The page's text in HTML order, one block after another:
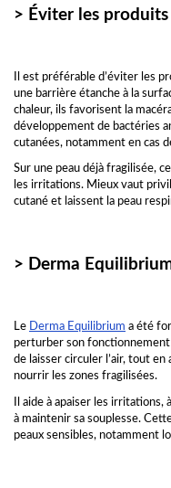
> Éviter les
Il est préférable d’éviter les
une barrière étanche à la
chaleur, ils favorisent la
développement de bactéries
cutanées, notamment en cas
Sur une peau déjà fragilisée,
les irritations. Mieux vaut
cutané et laissent la peau
> Derma
Le Derma Equilibrium a été
perturber son
de laisser circuler l’air, tout
nourrir les zones fragilisées.
Il aide à apaiser les
à maintenir sa souplesse.
peaux sensibles, notamment